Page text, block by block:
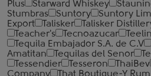
Plus
Starward Whiskey
Stumbras
Suntory Suntory
Export
Talisker Talisker
Teacher's
Tecnoazucar
Tequila Embajador S.A. de C.V
Amatitan
Tequilas del Senor
Tessendier
Tesseron ThaiBev